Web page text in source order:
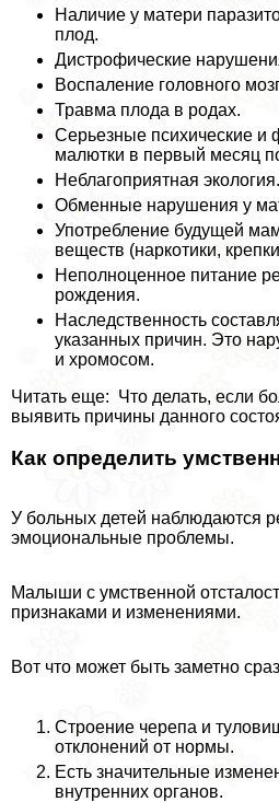
Наличие у матери
плод.
Дистрофические
Воспаление головного
Травма плода в родах.
Серьезные психические и
малютки в первый месяц
Нeблагоприятная экология.
Обменные нарушения у
Употрeбление будущей
веществ (наркотики,
Неполноценное питание
рождения.
Наследственность
указанных причин. Это
и хромосом.
Читать еще: Что делать, если
выявить причины данного
Как определить
У больных детей наблюдаются
эмоциональные проблемы.
Малыши с умственной
признаками и изменениями.
Вот что может быть заметно
Строение черепа и
отклонений от нормы.
Есть значительные
внутренних органов.